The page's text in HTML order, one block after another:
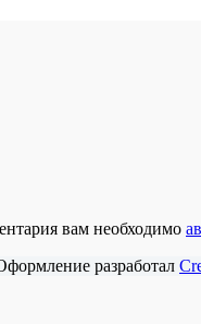
вам необходимо
разработал